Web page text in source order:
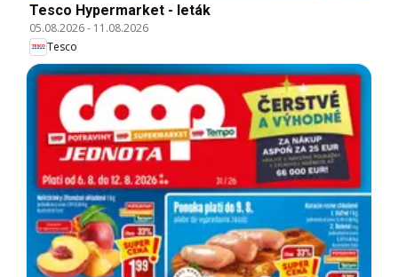
Tesco Hypermarket - leták
05.08.2026- 11.08.2026
Tesco